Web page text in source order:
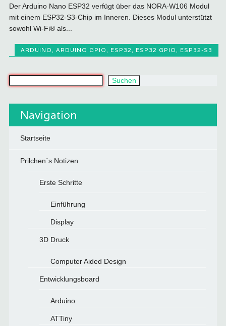
Der Arduino Nano ESP32 verfügt über das NORA-W106 Modul
mit einem ESP32-S3-Chip im Inneren. Dieses Modul unterstützt
sowohl Wi-Fi® als...
ARDUINO, ARDUINO GPIO, ESP32, ESP32 GPIO, ESP32-S3
Suchen
Navigation
Startseite
Prilchen´s Notizen
Erste Schritte
Einführung
Display
3D Druck
Computer Aided Design
Entwicklungsboard
Arduino
ATTiny